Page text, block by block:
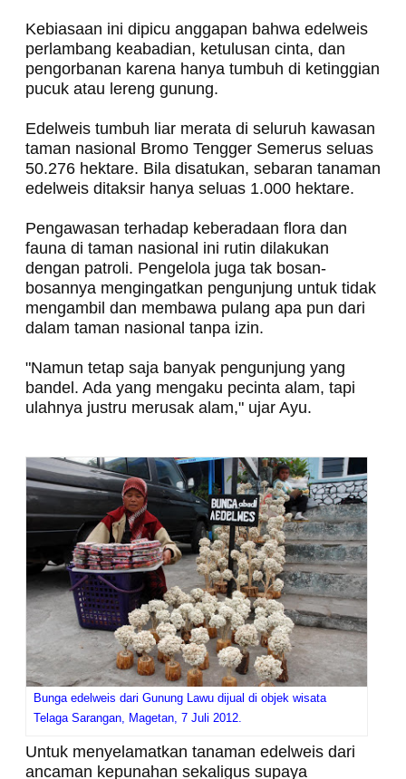
Kebiasaan ini dipicu anggapan bahwa edelweis
perlambang keabadian, ketulusan cinta, dan
pengorbanan karena hanya tumbuh di ketinggian
pucuk atau lereng gunung.
Edelweis tumbuh liar merata di seluruh kawasan
taman nasional Bromo Tengger Semerus seluas
50.276 hektare. Bila disatukan, sebaran tanaman
edelweis ditaksir hanya seluas 1.000 hektare.
Pengawasan terhadap keberadaan flora dan
fauna di taman nasional ini rutin dilakukan
dengan patroli. Pengelola juga tak bosan-
bosannya mengingatkan pengunjung untuk tidak
mengambil dan membawa pulang apa pun dari
dalam taman nasional tanpa izin.
"Namun tetap saja banyak pengunjung yang
bandel. Ada yang mengaku pecinta alam, tapi
ulahnya justru merusak alam," ujar Ayu.
Bunga edelweis dari Gunung Lawu dijual di objek wisata
Telaga Sarangan, Magetan, 7 Juli 2012.
Untuk menyelamatkan tanaman edelweis dari
ancaman kepunahan sekaligus supaya